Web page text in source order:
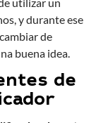
y durante ese
de
buena idea.
de